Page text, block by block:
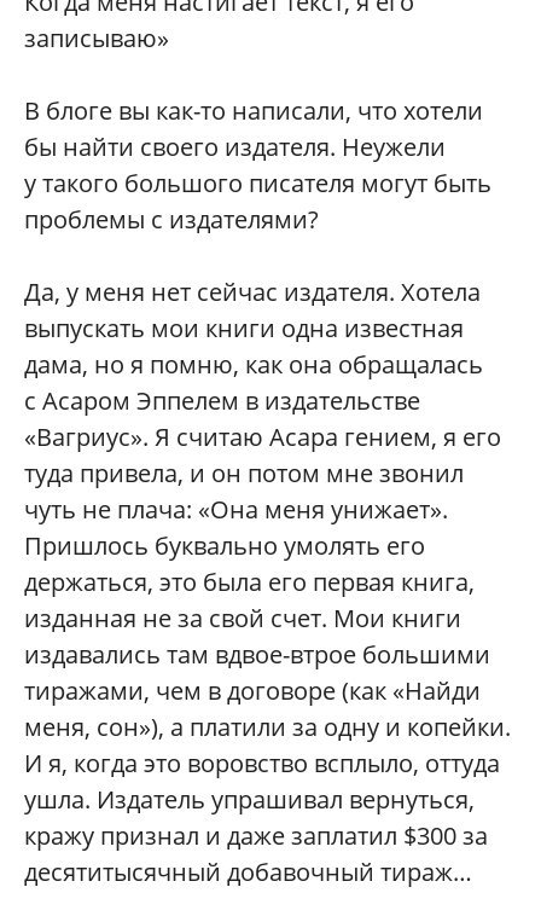
записываю»
В блоге вы как-то написали, что хотели
бы найти своего издателя. Неужели
у такого большого писателя могут быть
проблемы с издателями?
Да, у меня нет сейчас издателя. Хотела
выпускать мои книги одна известная
дама, но я помню, как она обращалась
с Асаром Эппелем в издательстве
«Вагриус». Я считаю Асара гением, я его
туда привела, и он потом мне звонил
чуть не плача: «Она меня унижает».
Пришлось буквально умолять его
держаться, это была его первая книга,
изданная не за свой счет. Мои книги
издавались там вдвое-втрое большими
тиражами, чем в договоре (как «Найди
меня, сон»), а платили за одну и копейки.
И я, когда это воровство всплыло, оттуда
ушла. Издатель упрашивал вернуться,
кражу признал и даже заплатил $300 за
десятитысячный добавочный тираж…